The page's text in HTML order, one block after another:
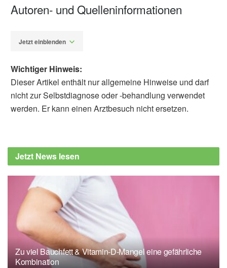
Autoren- und Quelleninformationen
Jetzt einblenden
Paleopharmaceuticals from Baltic amber
might fight drug-resistant infections
Wichtiger Hinweis:
Dieser Artikel enthält nur allgemeine Hinweise und darf
nicht zur Selbstdiagnose oder -behandlung verwendet
werden. Er kann einen Arztbesuch nicht ersetzen.
Jetzt News lesen
Zu viel Bauchfett & Vitamin-D-Mangel eine gefährliche
Kombination